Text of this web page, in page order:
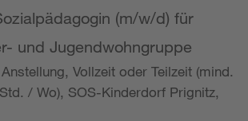
(m/w/d) für
und Jugendwohngruppe
Vollzeit oder Teilzeit (mind.
/ Wo), SOS-Kinderdorf Prignitz,